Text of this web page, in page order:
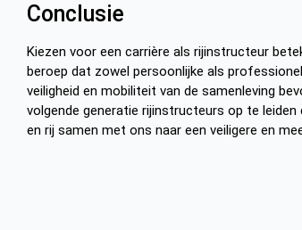
Conclusie
Kiezen voor een carrière als rijinstructeur
beroep dat zowel persoonlijke als
veiligheid en mobiliteit van de samenleving
volgende generatie rijinstructeurs op te
en rij samen met ons naar een veiligere en